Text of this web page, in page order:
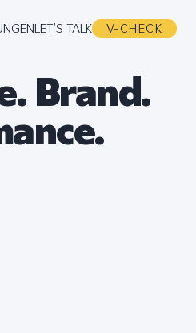
LET’S TALK V-CHECK
Brand.